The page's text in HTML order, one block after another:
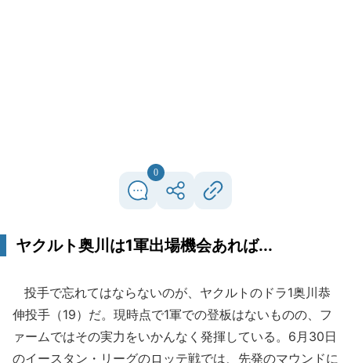
0
ヤクルト奥川は1軍出場機会あれば...
投手で忘れてはならないのが、ヤクルトのドラ1奥川恭
伸投手（19）だ。現時点で1軍での登板はないものの、フ
ァームではその実力をいかんなく発揮している。6月30日
のイースタン・リーグのロッテ戦では、先発のマウンドに